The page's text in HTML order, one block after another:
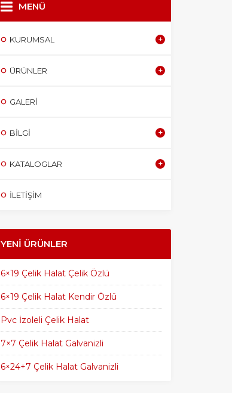
MENÜ
KURUMSAL
ÜRÜNLER
GALERI
BILGI
KATALOGLAR
İLETİŞİM
YENI ÜRÜNLER
6×19 Çelik Halat Çelik Özlü
6×19 Çelik Halat Kendir Özlü
Pvc İzoleli Çelik Halat
7×7 Çelik Halat Galvanizli
6×24+7 Çelik Halat Galvanizli